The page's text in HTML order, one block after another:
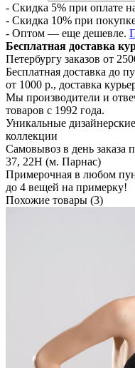
- Скидка 5% при оплате
- Скидка 10% при
- Оптом — еще дешевле.
Бесплатная доставка
Петербургу заказов от
Бесплатная доставка до
от 1000 р., доставка
Мы производители и
товаров с 1992 года.
Уникальные
коллекции
Самовывоз в день заказа
37, 22Н (м. Парнас)
Примерочная в любом
до 4 вещей на примерку!
Похожие товары (3)